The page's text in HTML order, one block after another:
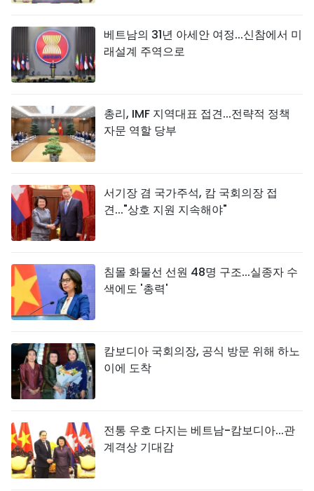
베트남의 31년 아세안 여정...신참에서 미
래설계 주역으로
총리, IMF 지역대표 접견...전략적 정책
자문 역할 당부
서기장 겸 국가주석, 캄 국회의장 접
견..."상호 지원 지속해야"
침몰 화물선 선원 48명 구조...실종자 수
색에도 '총력'
캄보디아 국회의장, 공식 방문 위해 하노
이에 도착
전통 우호 다지는 베트남-캄보디아...관
계격상 기대감